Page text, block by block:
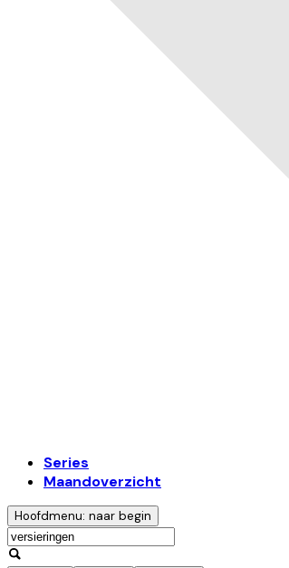
Series
Maandoverzicht
Hoofdmenu: naar begin